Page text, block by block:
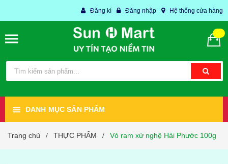
Đăng kí Đăng nhập Hệ thống cửa hàng
DANH MỤC SẢN PHẨM
Trang chủ / THỰC PHẨM / Vỏ ram xứ nghệ Hải Phước 100g